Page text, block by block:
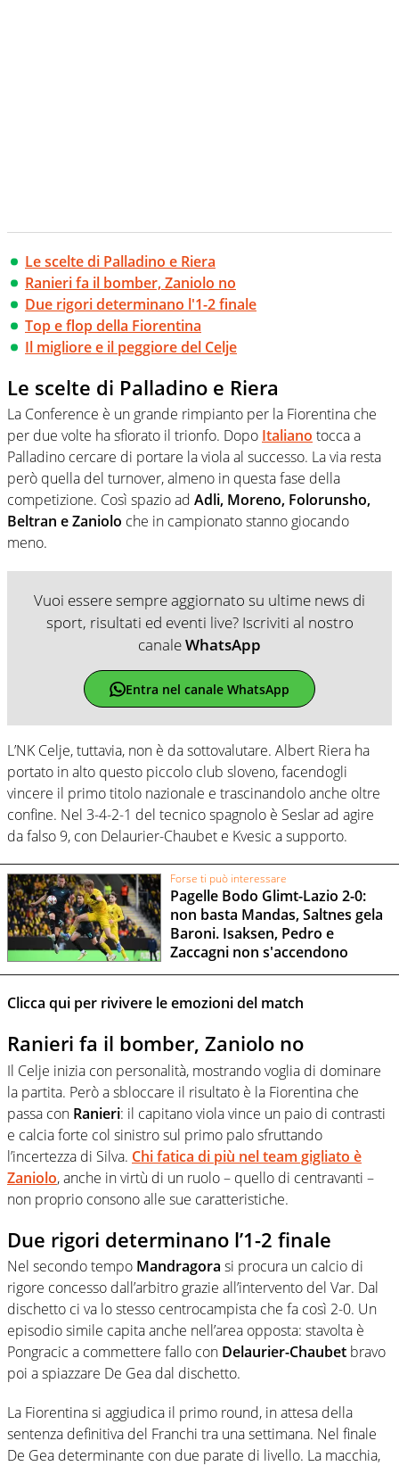
Le scelte di Palladino e Riera
Ranieri fa il bomber, Zaniolo no
Due rigori determinano l'1-2 finale
Top e flop della Fiorentina
Il migliore e il peggiore del Celje
Le scelte di Palladino e Riera
La Conference è un grande rimpianto per la Fiorentina che
per due volte ha sfiorato il trionfo. Dopo Italiano tocca a
Palladino cercare di portare la viola al successo. La via resta
però quella del turnover, almeno in questa fase della
competizione. Così spazio ad Adli, Moreno, Folorunsho,
Beltran e Zaniolo che in campionato stanno giocando
meno.
Vuoi essere sempre aggiornato su ultime news di
sport, risultati ed eventi live? Iscriviti al nostro
canaleWhatsApp
Entra nel canale WhatsApp
L’NK Celje, tuttavia, non è da sottovalutare. Albert Riera ha
portato in alto questo piccolo club sloveno, facendogli
vincere il primo titolo nazionale e trascinandolo anche oltre
confine. Nel 3-4-2-1 del tecnico spagnolo è Seslar ad agire
da falso 9, con Delaurier-Chaubet e Kvesic a supporto.
Forse ti può interessare
Pagelle Bodo Glimt-Lazio 2-0:
non basta Mandas, Saltnes gela
Baroni. Isaksen, Pedro e
Zaccagni non s'accendono
Clicca qui per rivivere le emozioni del match
Ranieri fa il bomber, Zaniolo no
Il Celje inizia con personalità, mostrando voglia di dominare
la partita. Però a sbloccare il risultato è la Fiorentina che
passa con Ranieri: il capitano viola vince un paio di contrasti
e calcia forte col sinistro sul primo palo sfruttando
l’incertezza di Silva. Chi fatica di più nel team gigliato è
Zaniolo, anche in virtù di un ruolo – quello di centravanti –
non proprio consono alle sue caratteristiche.
Due rigori determinano l’1-2 finale
Nel secondo tempo Mandragora si procura un calcio di
rigore concesso dall’arbitro grazie all’intervento del Var. Dal
dischetto ci va lo stesso centrocampista che fa così 2-0. Un
episodio simile capita anche nell’area opposta: stavolta è
Pongracic a commettere fallo con Delaurier-Chaubet bravo
poi a spiazzare De Gea dal dischetto.
La Fiorentina si aggiudica il primo round, in attesa della
sentenza definitiva del Franchi tra una settimana. Nel finale
De Gea determinante con due parate di livello. La macchia,